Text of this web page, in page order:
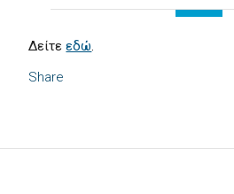
Share
Δείτεεδώ.